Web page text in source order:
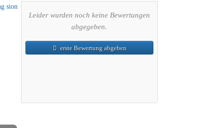
Leider wurden noch keine Bewertungen
abgegeben.
erste Bewertung abgeben